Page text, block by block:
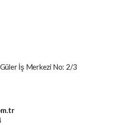
İş Merkezi No: 2/3